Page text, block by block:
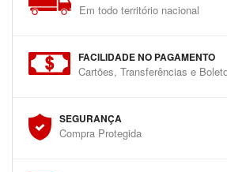
Em todo território nacional
FACILIDADE NO PAGAMENTO
Cartões, Transferências e
SEGURANÇA
Compra Protegida